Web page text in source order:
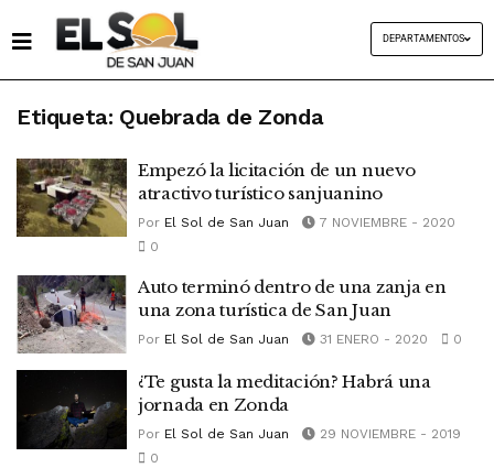
DEPARTAMENTOS
Etiqueta: Quebrada de Zonda
Empezó la licitación de un nuevo
atractivo turístico sanjuanino
Por El Sol de San Juan
7 NOVIEMBRE - 2020
0
Auto terminó dentro de una zanja en
una zona turística de San Juan
Por El Sol de San Juan 31 ENERO - 2020 0
¿Te gusta la meditación? Habrá una
jornada en Zonda
Por El Sol de San Juan
29 NOVIEMBRE - 2019
0